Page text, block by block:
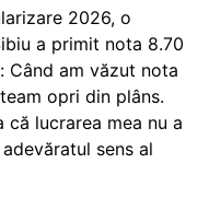
2026, o
a primit nota 8.70
Când am văzut nota
opri din plâns.
că lucrarea mea nu a
sens al